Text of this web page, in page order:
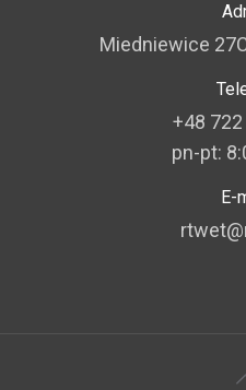
Miedniewice
+48
pn-pt:
E-